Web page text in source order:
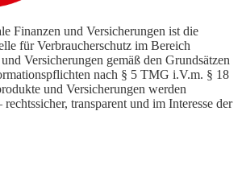
Finanzen und Versicherungen ist die
für Verbraucherschutz im Bereich
Versicherungen gemäß den Grundsätzen
nach § 5 TMG i.V.m. § 18
und Versicherungen werden
transparent und im Interesse der